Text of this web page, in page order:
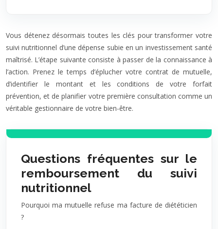
Vous détenez désormais toutes les clés pour transformer votre
suivi nutritionnel d’une dépense subie en un investissement santé
maîtrisé. L’étape suivante consiste à passer de la connaissance à
l’action. Prenez le temps d’éplucher votre contrat de mutuelle,
d’identifier le montant et les conditions de votre forfait
prévention, et de planifier votre première consultation comme un
véritable gestionnaire de votre bien-être.
Questions fréquentes sur le
remboursement du suivi
nutritionnel
Pourquoi ma mutuelle refuse ma facture de diététicien
?